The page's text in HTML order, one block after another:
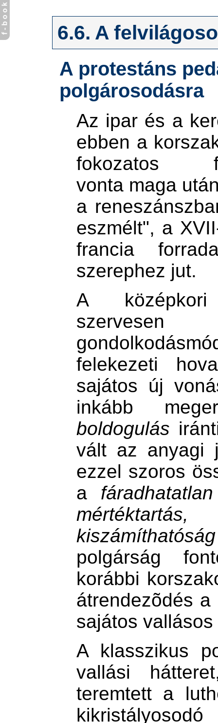
6.6. A
A protestáns
polgárosodásra
Az ipar és a
ebben a
fokozatos
vonta maga
a
eszmélt", a
francia
szerephez jut.
A
szervesen
felekezeti
sajátos új
inkább
boldogulás
vált az anyagi
ezzel szoros
a
kiszámíthatóság
polgárság
korábbi
átrendezõdés
sajátos
A klasszikus
vallási
teremtett a